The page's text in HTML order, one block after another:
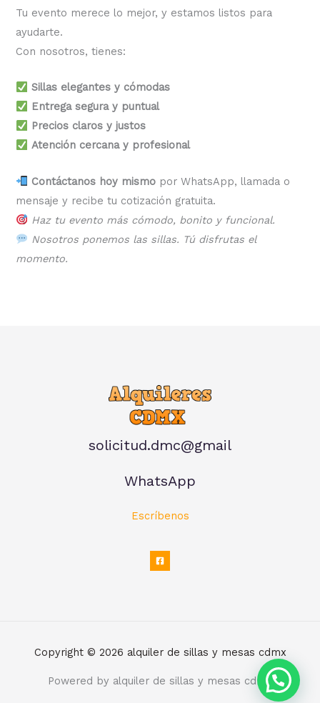
Tu evento merece lo mejor, y estamos listos para
ayudarte.
Con nosotros, tienes:
Sillas elegantes y cómodas
Entrega segura y puntual
Precios claros y justos
Atención cercana y profesional
Contáctanos hoy mismo por WhatsApp, llamada o
mensaje y recibe tu cotización gratuita.
Haz tu evento más cómodo, bonito y funcional.
Nosotros ponemos las sillas. Tú disfrutas el
momento.
solicitud.dmc@gmail
WhatsApp
Escríbenos
Copyright © 2026 alquiler de sillas y mesas cdmx
Powered by alquiler de sillas y mesas cdmx